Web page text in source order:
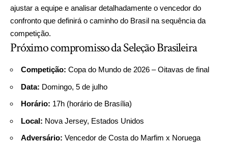
ajustar a equipe e analisar detalhadamente o vencedor do
confronto que definirá o caminho do Brasil na sequência da
competição.
Próximo compromisso da Seleção Brasileira
Competição: Copa do Mundo de 2026 – Oitavas de final
Data: Domingo, 5 de julho
Horário: 17h (horário de Brasília)
Local: Nova Jersey, Estados Unidos
Adversário: Vencedor de Costa do Marfim x Noruega